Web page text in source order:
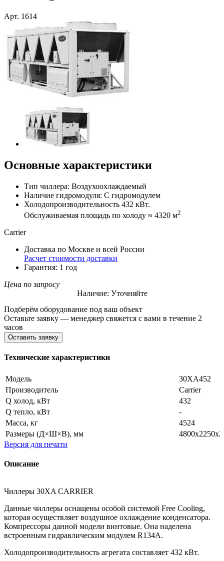
Арт. 1614
Основные характеристики
Тип чиллера: Воздухоохлаждаемый
Наличие гидромодуля: С гидромодулем
Холодопроизводительность 432 кВт.
Обслуживаемая площадь по холоду ≈ 4320 м2
Carrier
Доставка по Москве и всей России
Расчет стоимости доставки
Гарантия: 1 год
Цена по запросу
Наличие: Уточняйте
Подберём оборудование под ваш объект
Оставьте заявку — менеджер свяжется с вами в течение 2
часов
Оставить заявку
Технические характеристики
Модель
30XA452
Производитель
Carrier
Q холод, кВт
432
Q тепло, кВт
-
Масса, кг
4524
Размеры (Д×Ш×В), мм
Версия для печати
Описание
Чиллеры 30XA CARRIER
Данные чиллеры оснащены особой системой Free Cooling,
которая осуществляет воздушное охлаждение конденсатора.
Компрессоры данной модели винтовые. Она наделена
встроенным гидравлическим модулем R134A.
Холодопроизводительность агрегата составляет 432 кВт.